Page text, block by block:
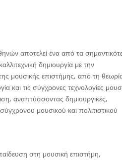
αποτελεί ένα από τα
δημιουργία με την
μουσικής επιστήμης, από τη
και τις σύγχρονες τεχνολογίες
αναπτύσσοντας δημιουργικές,
μουσικού και πολιτιστικού
στη μουσική επιστήμη,